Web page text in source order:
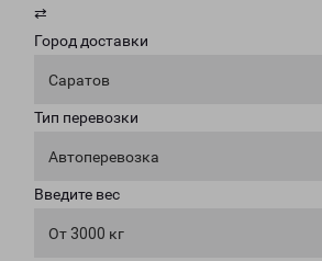
⇄
Город доставки
Саратов
Тип перевозки
Автоперевозка
Введите вес
От 3000 кг